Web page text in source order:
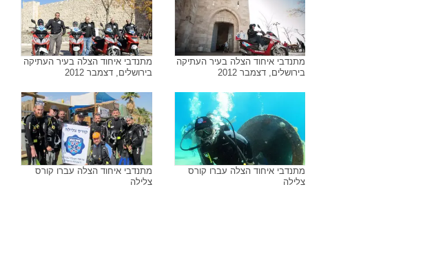
מתנדבי איחוד הצלה בעיר העתיקה
בירושלים, דצמבר 2012
מתנדבי איחוד הצלה בעיר העתיקה
בירושלים, דצמבר 2012
מתנדבי איחוד הצלה עברו קורס
צלילה
מתנדבי איחוד הצלה עברו קורס
צלילה